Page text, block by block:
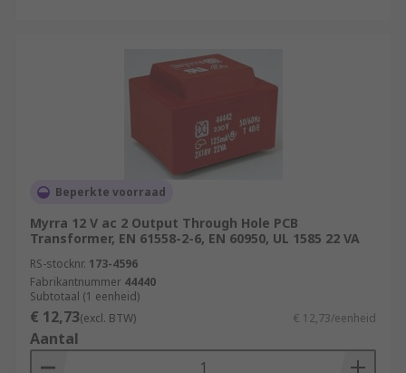
Beperkte voorraad
Myrra 12 V ac 2 Output Through Hole PCB
Transformer, EN 61558-2-6, EN 60950, UL 1585 22 VA
RS-stocknr. 173-4596
Fabrikantnummer 44440
Subtotaal (1 eenheid)
€ 12,73(excl. BTW) € 12,73/eenheid
Aantal